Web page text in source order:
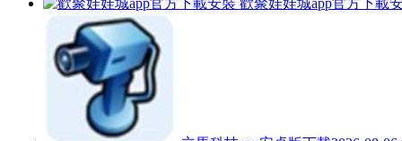
歡聚娃娃城app官方下載